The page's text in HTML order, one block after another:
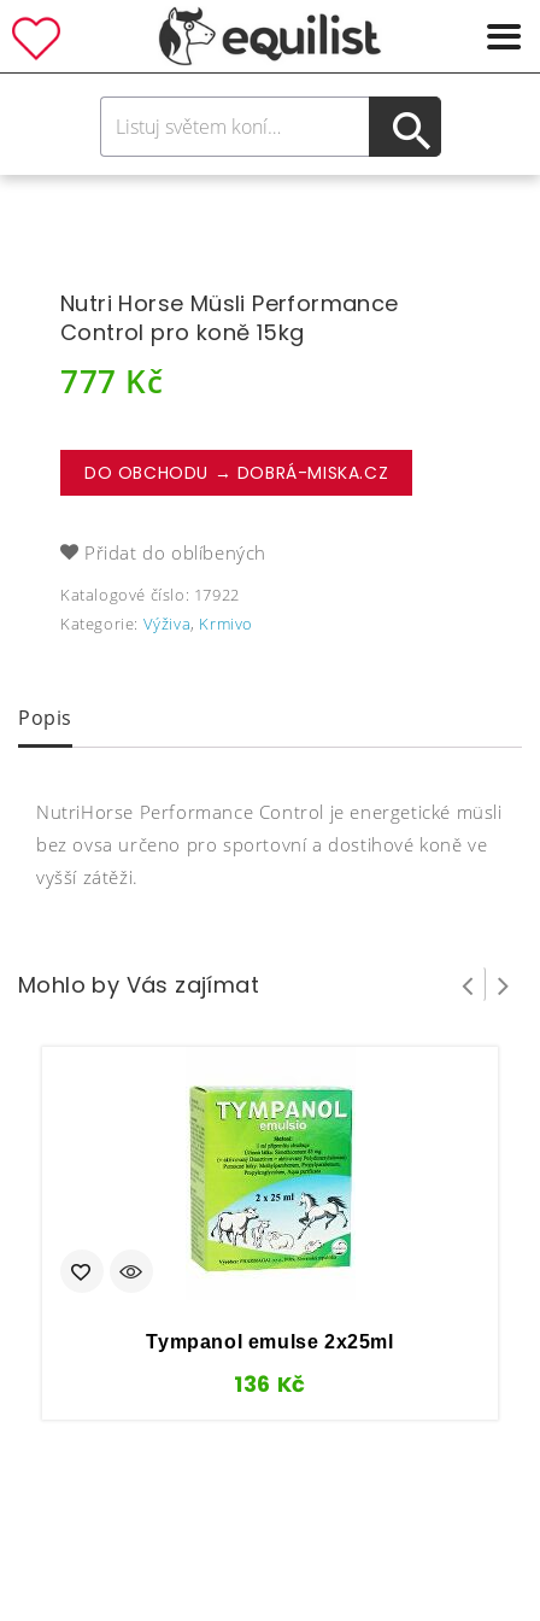
Nutri Horse Müsli Performance
Control pro koně 15kg
777 Kč
DO OBCHODU → DOBRÁ-MISKA.CZ
Přidat do oblíbených
Katalogové číslo: 17922
Kategorie: Výživa, Krmivo
Popis
NutriHorse Performance Control je energetické müsli
bez ovsa určeno pro sportovní a dostihové koně ve
vyšší zátěži.
Mohlo by Vás zajímat
Tympanol emulse 2x25ml
136 Kč